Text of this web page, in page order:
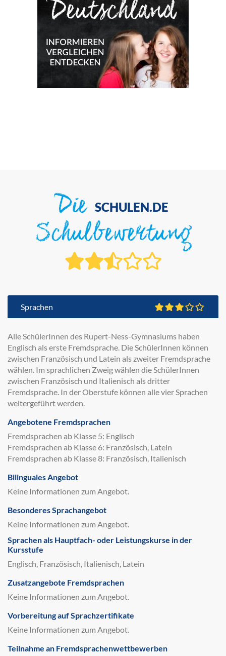
Die SCHULEN.DE
Schulbewertung
Sprachen
Alle SchülerInnen des Rupert-Ness-Gymnasiums haben
Englisch als erste Fremdsprache. Die SchülerInnen können
zwischen Französisch und Latein als zweiter Fremdsprache
wählen. Im sprachlichen Zweig wählen die SchülerInnen
zwischen Französisch und Italienisch als dritter
Fremdsprache. In der Oberstufe können alle vier Sprachen
weitergeführt werden.
Angebotene Fremdsprachen
Fremdsprachen ab Klasse 5: Englisch
Fremdsprachen ab Klasse 6: Französisch, Latein
Fremdsprachen ab Klasse 8: Französisch, Italienisch
Bilinguales Angebot
Keine Informationen zum Angebot.
Besonderes Sprachangebot
Keine Informationen zum Angebot.
Sprachen als Hauptfach- oder Leistungskurse in der
Kursstufe
Englisch, Französisch, Italienisch, Latein
Zusatzangebote Fremdsprachen
Keine Informationen zum Angebot.
Vorbereitung auf Sprachzertifikate
Keine Informationen zum Angebot.
Teilnahme an Fremdsprachenwettbewerben